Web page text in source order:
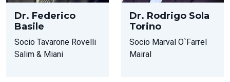
Dr. Federico
Basile
Socio Tavarone Rovelli
Salim & Miani
Dr. Rodrigo Sola
Torino
Socio Marval O`Farrel
Mairal